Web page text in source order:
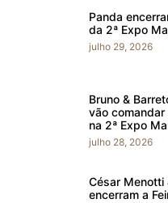
Panda
da 2ª Expo
julho 29, 2026
Bruno &
vão
na 2ª Expo
julho 28, 2026
César Menotti
encerram a